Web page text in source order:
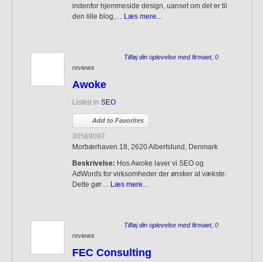
indenfor hjemmeside design, uanset om det er til
den lille blog,… Læs mere...
Tilføj din oplevelse med firmaet, 0
reviews
Awoke
Listed in SEO
Add to Favorites
30569097
Morbærhaven 18, 2620 Albertslund, Denmark
Beskrivelse: Hos Awoke laver vi SEO og
AdWords for virksomheder der ønsker at vækste.
Dette gør… Læs mere...
Tilføj din oplevelse med firmaet, 0
reviews
FEC Consulting